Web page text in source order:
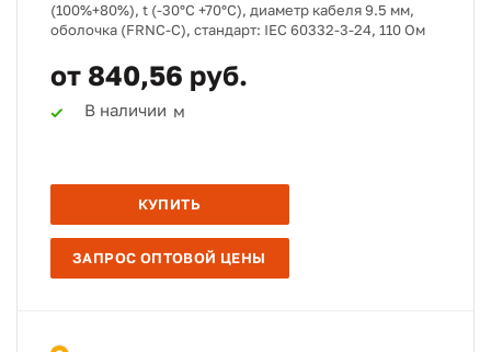
(100%+80%), t (-30°C +70°C), диаметр кабеля 9.5 мм,
оболочка (FRNC-C), стандарт: IEC 60332-3-24, 110 Ом
от 840,56 руб.
В наличии м
КУПИТЬ
ЗАПРОС ОПТОВОЙ ЦЕНЫ